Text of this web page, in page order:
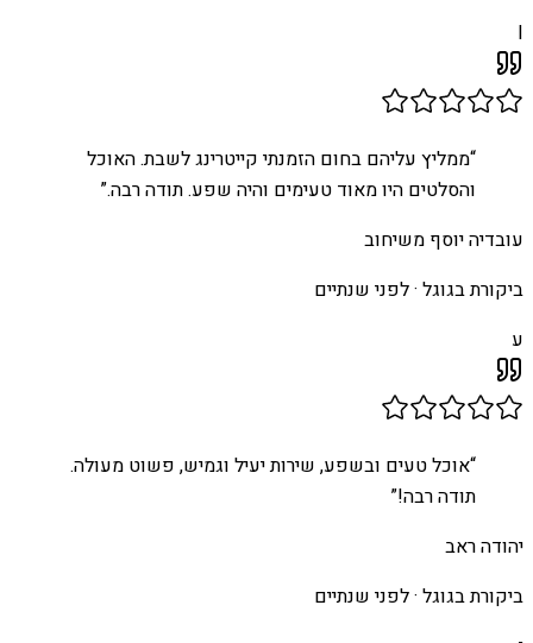
I
“ממליץ עליהם בחום הזמנתי קייטרינג לשבת. האוכל
והסלטים היו מאוד טעימים והיה שפע. תודה רבה.”
עובדיה יוסף משיחוב
ביקורת בגוגל ·לפני שנתיים
ע
“אוכל טעים ובשפע, שירות יעיל וגמיש, פשוט מעולה.
תודה רבה!”
יהודה ראב
ביקורת בגוגל ·לפני שנתיים